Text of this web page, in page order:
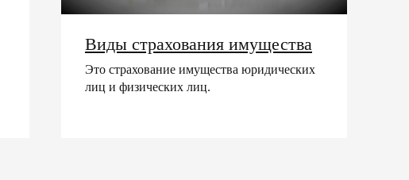
Виды страхования имущества
Это страхование имущества юридических
лиц и физических лиц.